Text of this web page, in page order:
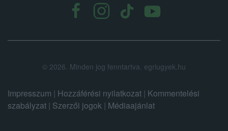
© 2026. Minden jog fenntartva. egriugyek.hu
Impresszum | Hozzáférési nyilatkozat | Kommentelési
szabályzat | Szerzői jogok | Médiaajánlat